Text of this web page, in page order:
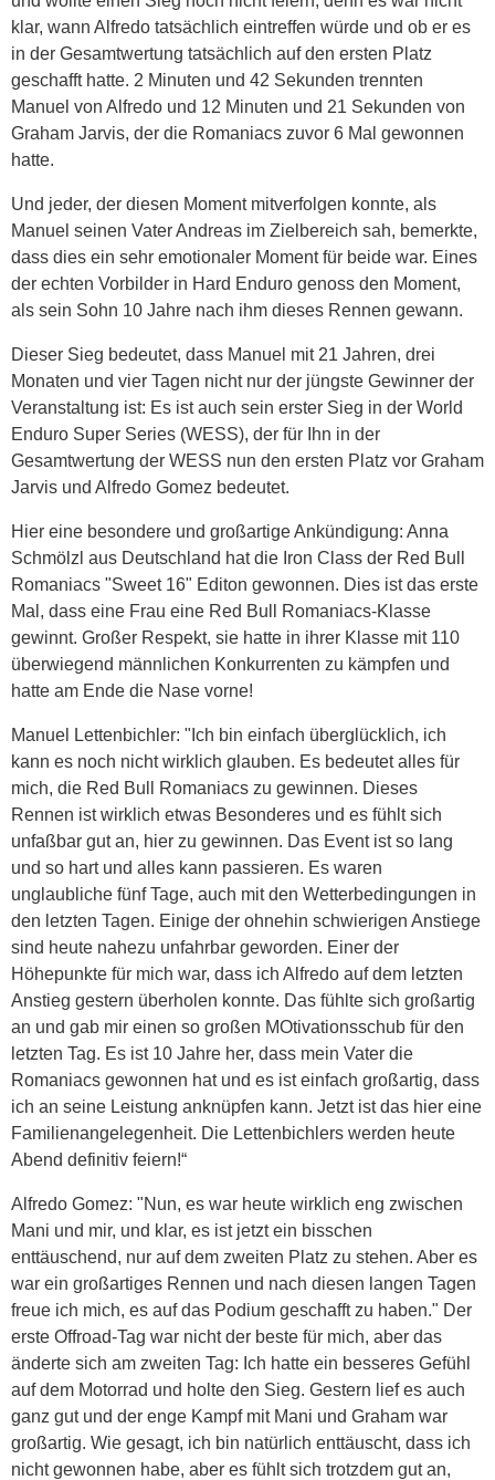
klar, wann Alfredo tatsächlich eintreffen würde und ob er es
in der Gesamtwertung tatsächlich auf den ersten Platz
geschafft hatte. 2 Minuten und 42 Sekunden trennten
Manuel von Alfredo und 12 Minuten und 21 Sekunden von
Graham Jarvis, der die Romaniacs zuvor 6 Mal gewonnen
hatte.
Und jeder, der diesen Moment mitverfolgen konnte, als
Manuel seinen Vater Andreas im Zielbereich sah, bemerkte,
dass dies ein sehr emotionaler Moment für beide war. Eines
der echten Vorbilder in Hard Enduro genoss den Moment,
als sein Sohn 10 Jahre nach ihm dieses Rennen gewann.
Dieser Sieg bedeutet, dass Manuel mit 21 Jahren, drei
Monaten und vier Tagen nicht nur der jüngste Gewinner der
Veranstaltung ist: Es ist auch sein erster Sieg in der World
Enduro Super Series (WESS), der für Ihn in der
Gesamtwertung der WESS nun den ersten Platz vor Graham
Jarvis und Alfredo Gomez bedeutet.
Hier eine besondere und großartige Ankündigung: Anna
Schmölzl aus Deutschland hat die Iron Class der Red Bull
Romaniacs "Sweet 16" Editon gewonnen. Dies ist das erste
Mal, dass eine Frau eine Red Bull Romaniacs-Klasse
gewinnt. Großer Respekt, sie hatte in ihrer Klasse mit 110
überwiegend männlichen Konkurrenten zu kämpfen und
hatte am Ende die Nase vorne!
Manuel Lettenbichler: "Ich bin einfach überglücklich, ich
kann es noch nicht wirklich glauben. Es bedeutet alles für
mich, die Red Bull Romaniacs zu gewinnen. Dieses
Rennen ist wirklich etwas Besonderes und es fühlt sich
unfaßbar gut an, hier zu gewinnen. Das Event ist so lang
und so hart und alles kann passieren. Es waren
unglaubliche fünf Tage, auch mit den Wetterbedingungen in
den letzten Tagen. Einige der ohnehin schwierigen Anstiege
sind heute nahezu unfahrbar geworden. Einer der
Höhepunkte für mich war, dass ich Alfredo auf dem letzten
Anstieg gestern überholen konnte. Das fühlte sich großartig
an und gab mir einen so großen MOtivationsschub für den
letzten Tag. Es ist 10 Jahre her, dass mein Vater die
Romaniacs gewonnen hat und es ist einfach großartig, dass
ich an seine Leistung anknüpfen kann. Jetzt ist das hier eine
Familienangelegenheit. Die Lettenbichlers werden heute
Abend definitiv feiern!“
Alfredo Gomez: "Nun, es war heute wirklich eng zwischen
Mani und mir, und klar, es ist jetzt ein bisschen
enttäuschend, nur auf dem zweiten Platz zu stehen. Aber es
war ein großartiges Rennen und nach diesen langen Tagen
freue ich mich, es auf das Podium geschafft zu haben." Der
erste Offroad-Tag war nicht der beste für mich, aber das
änderte sich am zweiten Tag: Ich hatte ein besseres Gefühl
auf dem Motorrad und holte den Sieg. Gestern lief es auch
ganz gut und der enge Kampf mit Mani und Graham war
großartig. Wie gesagt, ich bin natürlich enttäuscht, dass ich
nicht gewonnen habe, aber es fühlt sich trotzdem gut an,